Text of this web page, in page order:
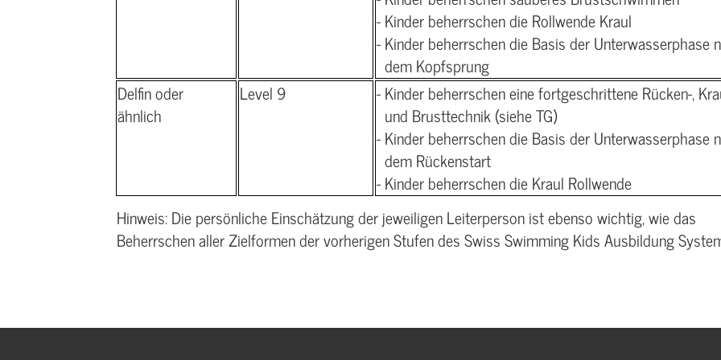
- Kinder beherrschen die Rollwende Kraul
- Kinder beherrschen die Basis der Unterwasserphase
dem Kopfsprung
Delfin oder
ähnlich
Level 9
- Kinder beherrschen eine fortgeschrittene Rücken-,
und Brusttechnik (siehe TG)
- Kinder beherrschen die Basis der Unterwasserphase
dem Rückenstart
- Kinder beherrschen die Kraul Rollwende
Hinweis: Die persönliche Einschätzung der jeweiligen Leiterperson ist ebenso wichtig, wie das
Beherrschen aller Zielformen der vorherigen Stufen des Swiss Swimming Kids Ausbildung